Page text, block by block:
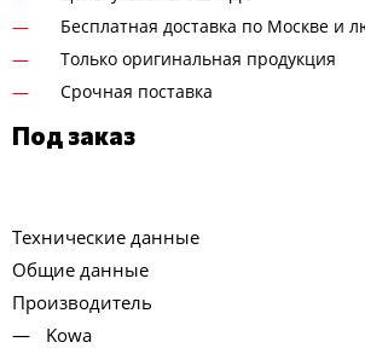
Бесплатная доставка по Москве и
Только оригинальная продукция
Срочная поставка
Под заказ
Технические данные
Общие данные
Производитель
Kowa